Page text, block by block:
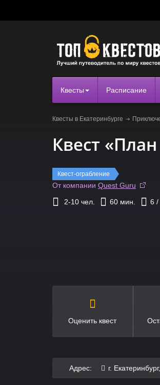
Квесты Расписание
Квесты в Екатеринбурге
Квест
Квест-ограбление
От компании Quest Guru
2-10 чел. 60 мин. 6 /
Оценить квест
Адрес: г.